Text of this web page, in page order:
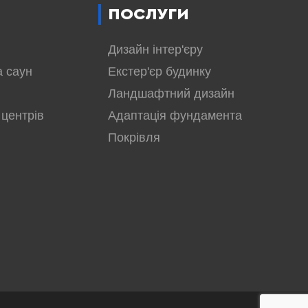
саун
ПОСЛУГИ
Дизайн інтер'єру
Екстер'єр будинку
Ландшафтний дизайн
Адаптація фундамента
Покрівля